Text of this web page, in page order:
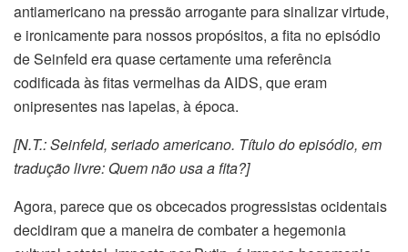
antiamericano na pressão arrogante para sinalizar virtude,
e ironicamente para nossos propósitos, a fita no episódio
de Seinfeld era quase certamente uma referência
codificada às fitas vermelhas da AIDS, que eram
onipresentes nas lapelas, à época.
[N.T.: Seinfeld, seriado americano. Título do episódio, em
tradução livre: Quem não usa a fita?]
Agora, parece que os obcecados progressistas ocidentais
decidiram que a maneira de combater a hegemonia